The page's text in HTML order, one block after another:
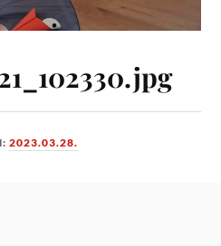
2023.03.28.